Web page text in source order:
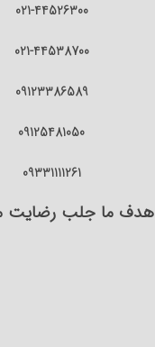
021-44526300
021-44538700
09123386589
09125481050
09331111261
هدف ما جلب